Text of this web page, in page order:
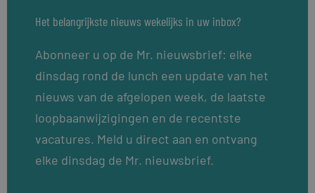
Het belangrijkste nieuws wekelijks in uw inbox?
Abonneer u op de Mr. nieuwsbrief: elke
dinsdag rond de lunch een update van het
nieuws van de afgelopen week, de laatste
loopbaanwijzigingen en de recentste
vacatures. Meld u direct aan en ontvang
elke dinsdag de Mr. nieuwsbrief.